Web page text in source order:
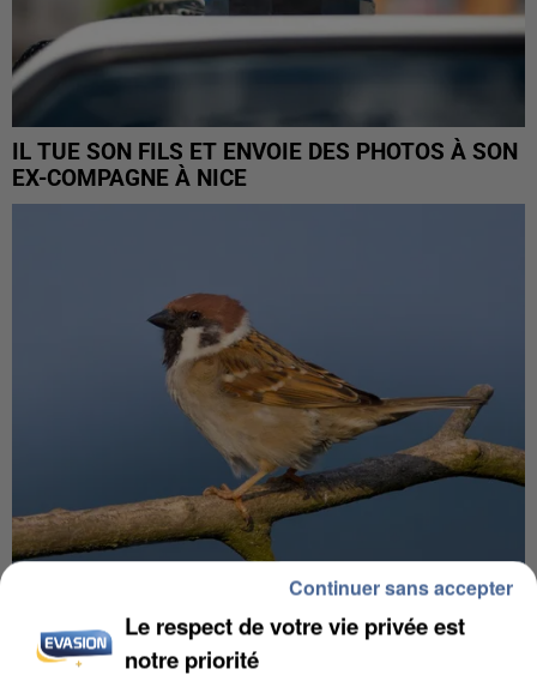
IL TUE SON FILS ET ENVOIE DES PHOTOS À SON
EX-COMPAGNE À NICE
APRÈS TOUTES CES CANICULES, LES REFUGES
DE FAUNE SAUVAGE SONT...
Le respect de votre vie privée est
notre priorité
Continuer sans accepter